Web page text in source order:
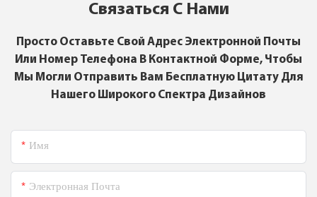
Связаться С Нами
Просто Оставьте Свой Адрес Электронной Почты
Или Номер Телефона В Контактной Форме, Чтобы
Мы Могли Отправить Вам Бесплатную Цитату Для
Нашего Широкого Спектра Дизайнов
Имя
Электронная Почта